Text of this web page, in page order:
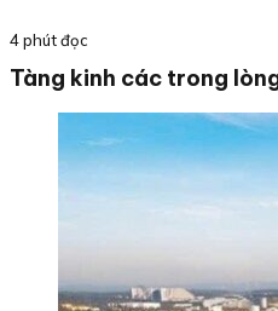
4 phút đọc
Tàng kinh các trong